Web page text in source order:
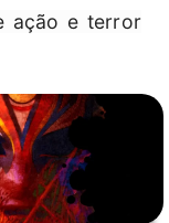
ação e terror